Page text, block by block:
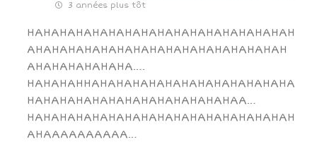
3 années plus tôt
HAHAHAHAHAHAHAHAHAHAHAHAHAHAHAHAH
AHAHAHAHAHAHAHAHAHAHAHAHAHAHAHAH
AHAHAHAHAHAHA….
HAHAHAHHAHAHAHAHAHAHAHAHAHAHAHAHA
HAHAHAHAHAHAHAHAHAHAHAHAHAA…
HAHAHAHAHAHAHAHAHAHAHAHAHAHAHAHAH
AHAAAAAAAAAA…